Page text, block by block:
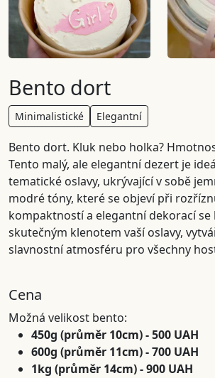
Bento dort
Minimalistické Elegantní
Bento dort. Kluk nebo holka?
Tento malý, ale elegantní dezert je
tematické oslavy, ukrývající v sobě
modré tóny, které se objeví při
kompaktností a elegantní dekorací
skutečným klenotem vaší oslavy,
slavnostní atmosféru pro všechny
Cena
Možná velikost bento:
450g (průměr 10cm) - 500 UAH
600g (průměr 11cm) - 700 UAH
1kg (průměr 14cm) - 900 UAH